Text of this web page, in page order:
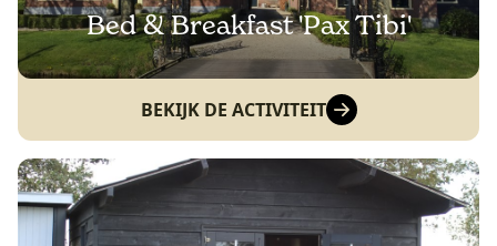
Bed & Breakfast 'Pax Tibi'
BEKIJK DE ACTIVITEIT